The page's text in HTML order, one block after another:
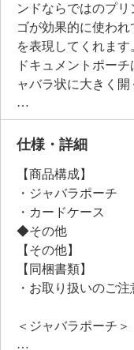
ンドならではのプ
ゴが効果的に使わ
を表現してくれます
ドキュメントポー
ャバラ状に大きく
分かれており、ポケ
すいつくり。自宅
ド類をまとめて収納
ュメントポーチは
衝撃性はありません
仕様・詳細
【商品構成】
・ジャバラポーチ
・カードケース
◆その他
【その他】
【同梱書類】
・お取り扱いのご注
＜ジャバラポーチ＞
【詳細】